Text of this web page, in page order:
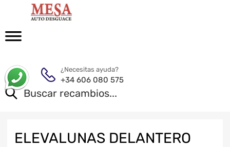
¿Necesitas ayuda?
+34 606 080 575
ELEVALUNAS DELANTERO